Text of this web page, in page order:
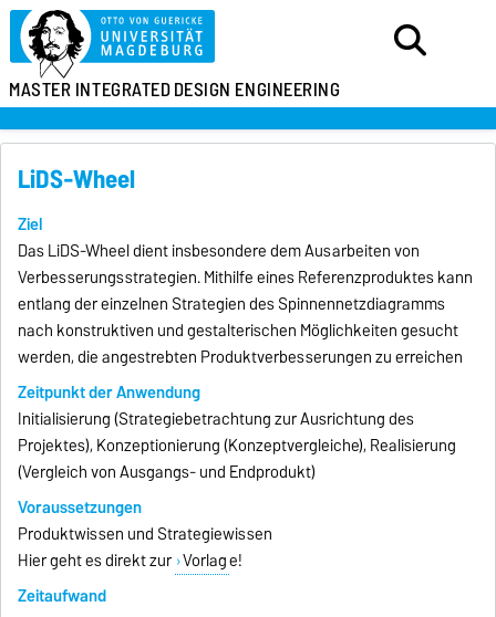
MASTERINTEGRATEDDESIGN ENGINEERING
LiDS-Wheel
Ziel
Das LiDS-Wheel dient insbesondere dem Ausarbeiten von
Verbesserungsstrategien. Mithilfe eines Referenzproduktes kann
entlang der einzelnen Strategien des Spinnennetzdiagramms
nach konstruktiven und gestalterischen Möglichkeiten gesucht
werden, die angestrebten Produktverbesserungen zu erreichen
Zeitpunkt der Anwendung
Initialisierung (Strategiebetrachtung zur Ausrichtung des
Projektes), Konzeptionierung (Konzeptvergleiche), Realisierung
(Vergleich von Ausgangs- und Endprodukt)
Voraussetzungen
Produktwissen und Strategiewissen
Hier geht es direkt zur Vorlage!
Zeitaufwand